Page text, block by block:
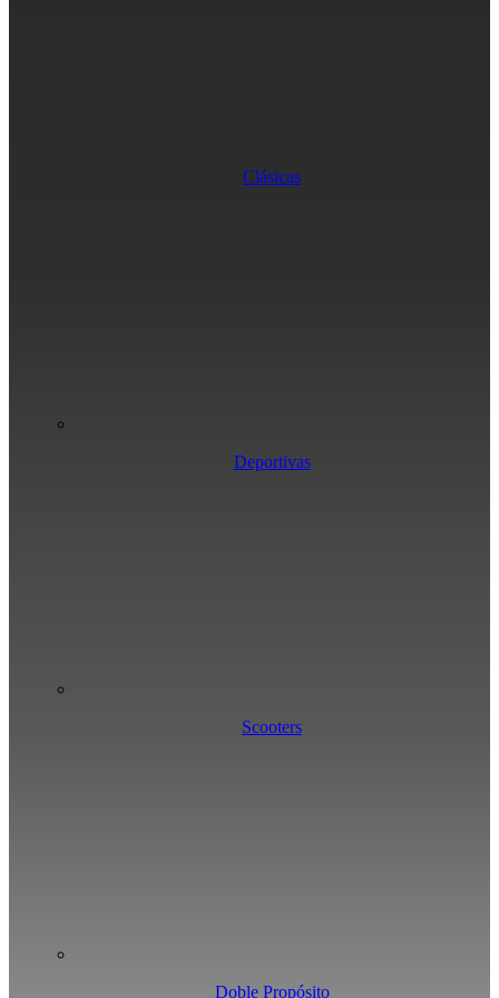
Clásicas
Deportivas
Scooters
Doble Propósito